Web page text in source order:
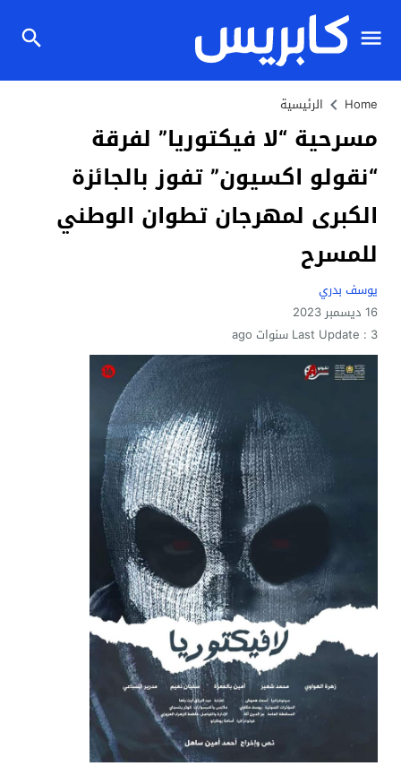
Home الرئيسية
مسرحية “لا فيكتوريا” لفرقة
“نقولو اكسيون” تفوز بالجائزة
الكبرى لمهرجان تطوان الوطني
للمسرح
يوسف بدري
16 ديسمبر 2023
Last Update : 3 سنوات ago